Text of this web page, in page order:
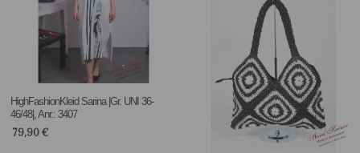
HighFashionKleid Sarina |Gr. UNI 36-
46/48|, Anr.: 3407
79,90€